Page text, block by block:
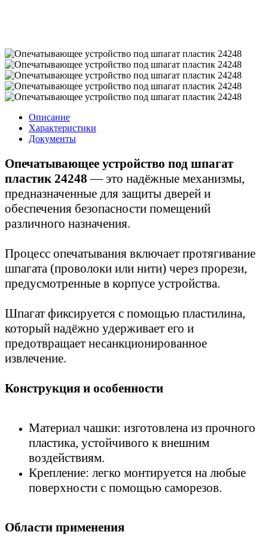
Описание
Характеристики
Документы
Опечатывающее устройство под шпагат
пластик 24248 — это надёжные механизмы,
предназначенные для защиты дверей и
обеспечения безопасности помещений
различного назначения.
Процесс опечатывания включает протягивание
шпагата (проволоки или нити) через прорези,
предусмотренные в корпусе устройства.
Шпагат фиксируется с помощью пластилина,
который надёжно удерживает его и
предотвращает несанкционированное
извлечение.
Конструкция и особенности
Материал чашки: изготовлена из прочного
пластика, устойчивого к внешним
воздействиям.
Крепление: легко монтируется на любые
поверхности с помощью саморезов.
Области применения